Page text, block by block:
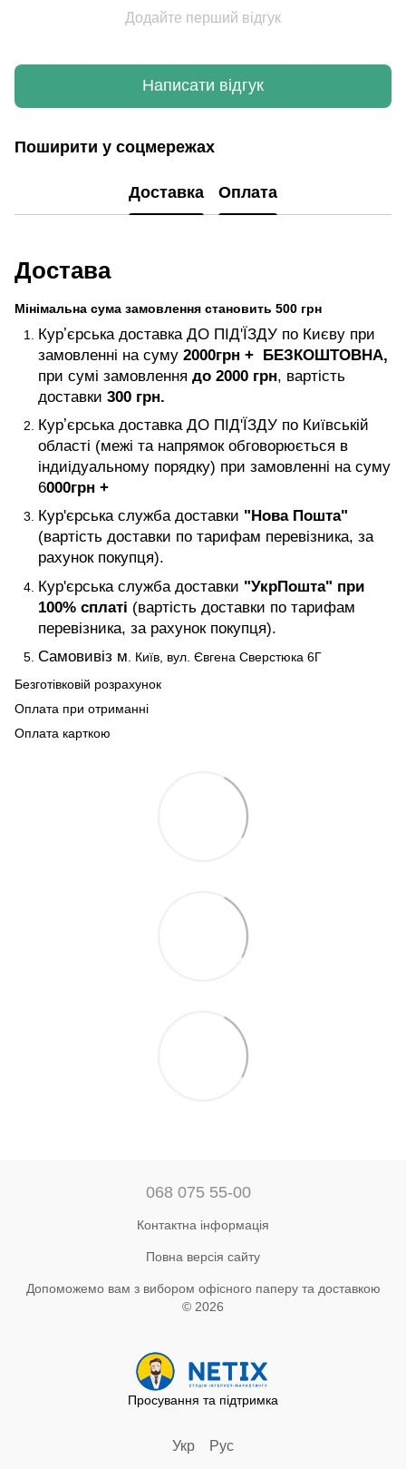
Додайте перший відгук
Написати відгук
Поширити у соцмережах
Доставка Оплата
Достава
Мінімальна сума замовлення становить 500 грн
Курʼєрська доставка ДО ПІД'ЇЗДУ по Києву при
замовленні на суму 2000грн + БЕЗКОШТОВНА,
при сумі замовлення до 2000 грн, вартість
доставки 300 грн.
Курʼєрська доставка ДО ПІД'ЇЗДУ по Київській
області (межі та напрямок обговорюється в
індиідуальному порядку) при замовленні на суму
6000грн +
Кур'єрська служба доставки "Нова Пошта"
(вартість доставки по тарифам перевізника, за
рахунок покупця).
Кур'єрська служба доставки "УкрПошта" при
100% сплаті (вартість доставки по тарифам
перевізника, за рахунок покупця).
Самовивіз м . Київ, вул. Євгена Сверстюка 6Г
Безготівковій розрахунок
Оплата при отриманні
Оплата карткою
068 075 55-00
Контактна інформація
Повна версія сайту
Допоможемо вам з вибором офісного паперу та доставкою
© 2026
Просування та підтримка
Укр Рус